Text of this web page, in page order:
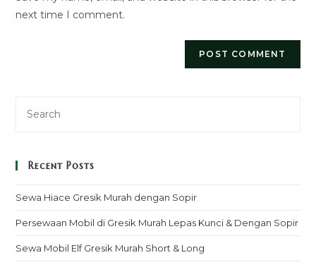
next time I comment.
Recent Posts
Sewa Hiace Gresik Murah dengan Sopir
Persewaan Mobil di Gresik Murah Lepas Kunci & Dengan Sopir
Sewa Mobil Elf Gresik Murah Short & Long